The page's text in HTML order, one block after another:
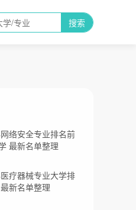
搜索
络安全专业排名前
最新名单整理
疗器械专业大学排
新名单整理